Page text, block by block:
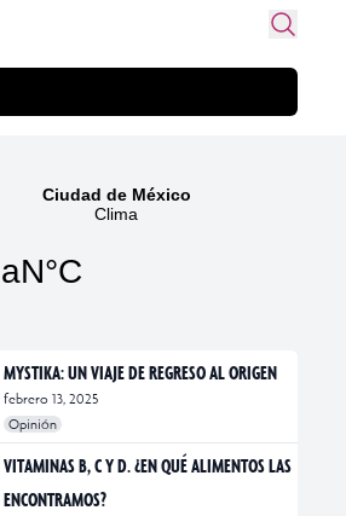
MYSTIKA: UN VIAJE DE REGRESO AL ORIGEN
febrero 13, 2025
Opinión
#exposiciones
#fotografía
VITAMINAS B, C Y D. ¿EN QUÉ ALIMENTOS LAS
ENCONTRAMOS?